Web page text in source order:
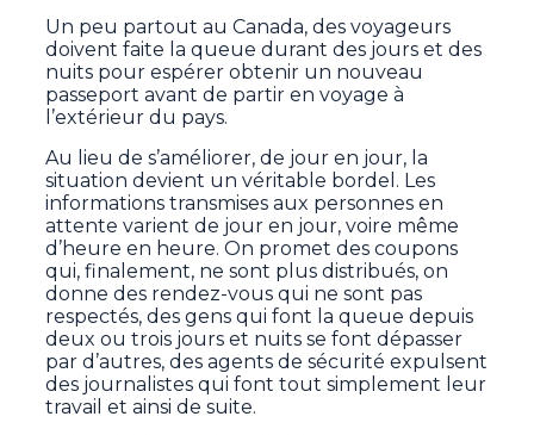
Un peu partout au Canada, des voyageurs
doivent faite la queue durant des jours et des
nuits pour espérer obtenir un nouveau
passeport avant de partir en voyage à
l’extérieur du pays.
Au lieu de s’améliorer, de jour en jour, la
situation devient un véritable bordel. Les
informations transmises aux personnes en
attente varient de jour en jour, voire même
d’heure en heure. On promet des coupons
qui, finalement, ne sont plus distribués, on
donne des rendez-vous qui ne sont pas
respectés, des gens qui font la queue depuis
deux ou trois jours et nuits se font dépasser
par d’autres, des agents de sécurité expulsent
des journalistes qui font tout simplement leur
travail et ainsi de suite.